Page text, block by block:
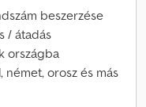
beszerzése
/ átadás
országba
orosz és más